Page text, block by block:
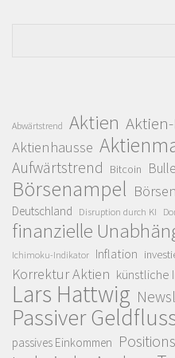
Abwärtstrend Aktien
Aktienhausse
Aufwärtstrend Bitcoin
Börsenampel
Deutschland Disruption durch KI
finanzielle
Ichimoku-Indikator Inflation
Korrektur Aktien künstliche
Lars Hattwig
Passiver
passives Einkommen